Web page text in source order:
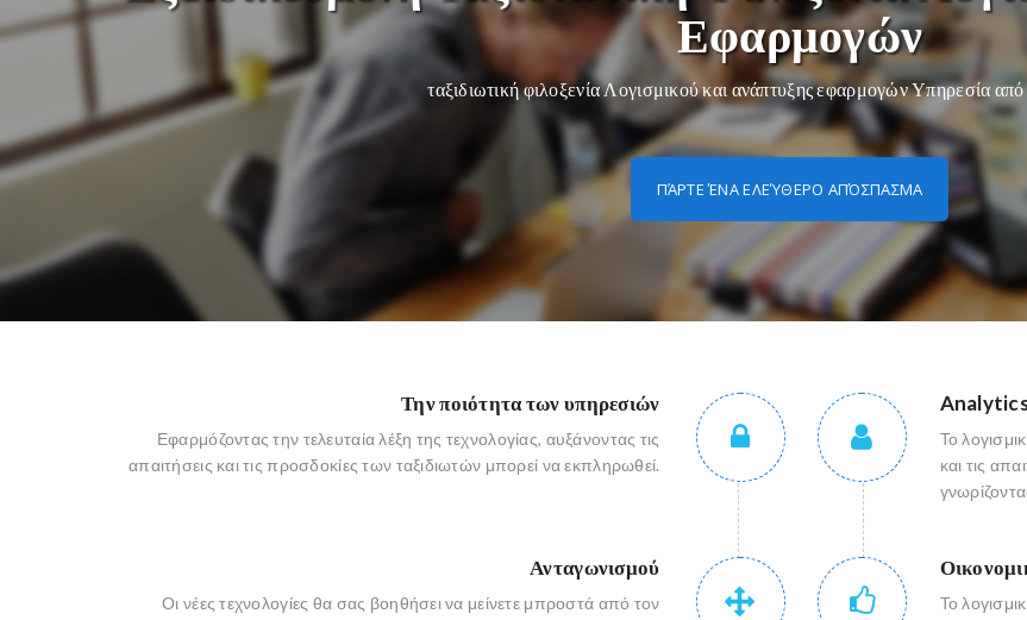
Εφαρμογών
ταξιδιωτική φιλοξενία Λογισμικού και ανάπτυξης εφαρμογών Υπηρεσία
ΠΆΡΤΕ ΈΝΑ ΕΛΕΎΘΕΡΟ ΑΠΌΣΠΑΣΜΑ
Την ποιότητα των υπηρεσιών
Εφαρμόζοντας την τελευταία λέξη της τεχνολογίας, αυξάνοντας τις
απαιτήσεις και τις προσδοκίες των ταξιδιωτών μπορεί να εκπληρωθεί.
Ανταγωνισμού
Οι νέες τεχνολογίες θα σας βοηθήσει να μείνετε μπροστά από τον
Το
και τις
Το